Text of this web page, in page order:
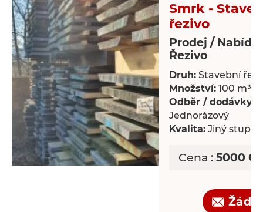
Smrk -
řezivo
Prodej /
Řezivo
Druh: Stavební
Množství: 100 m³
Odběr / dodávky:
Jednorázový
Kvalita: Jiný
Cena : 5000